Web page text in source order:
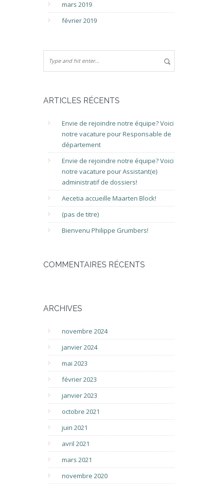
mars 2019
février 2019
ARTICLES RÉCENTS
Envie de rejoindre notre équipe? Voici
notre vacature pour Responsable de
département
Envie de rejoindre notre équipe? Voici
notre vacature pour Assistant(e)
administratif de dossiers!
Aecetia accueille Maarten Block!
(pas de titre)
Bienvenu Philippe Grumbers!
COMMENTAIRES RÉCENTS
ARCHIVES
novembre 2024
janvier 2024
mai 2023
février 2023
janvier 2023
octobre 2021
juin 2021
avril 2021
mars 2021
novembre 2020